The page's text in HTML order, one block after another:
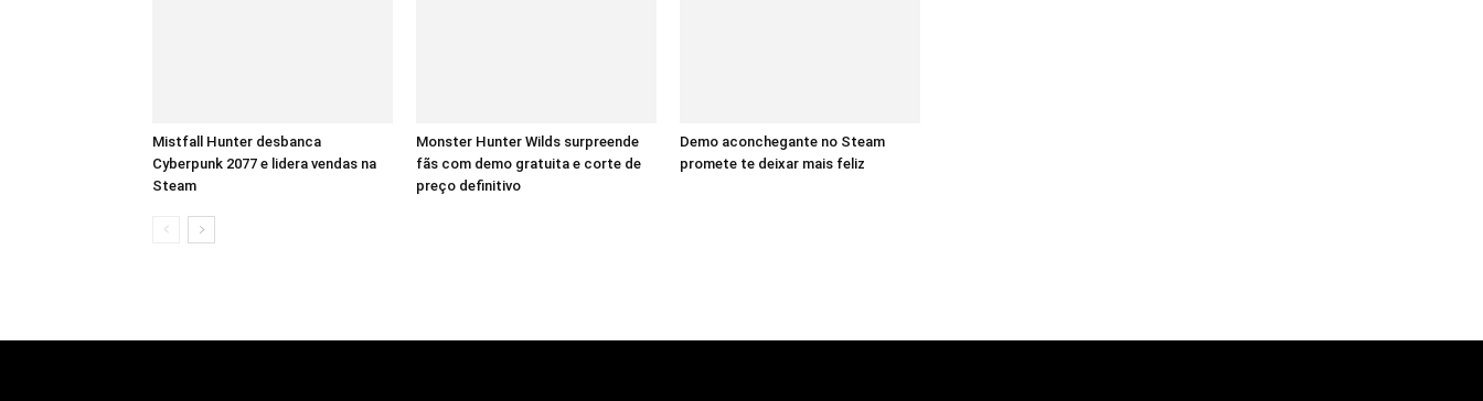
Mistfall Hunter desbanca
Cyberpunk 2077 e lidera vendas na
Steam
Monster Hunter Wilds surpreende
fãs com demo gratuita e corte de
preço definitivo
Demo aconchegante no Steam
promete te deixar mais feliz